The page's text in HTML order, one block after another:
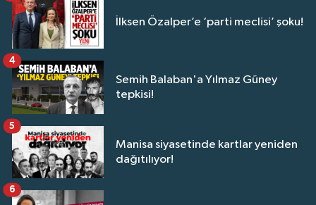
İlksen Özalper’e ‘parti meclisi’ şoku!
Semih Balaban'a Yılmaz Güney
tepkisi!
4
Manisa siyasetinde kartlar yeniden
dağıtılıyor!
5
6